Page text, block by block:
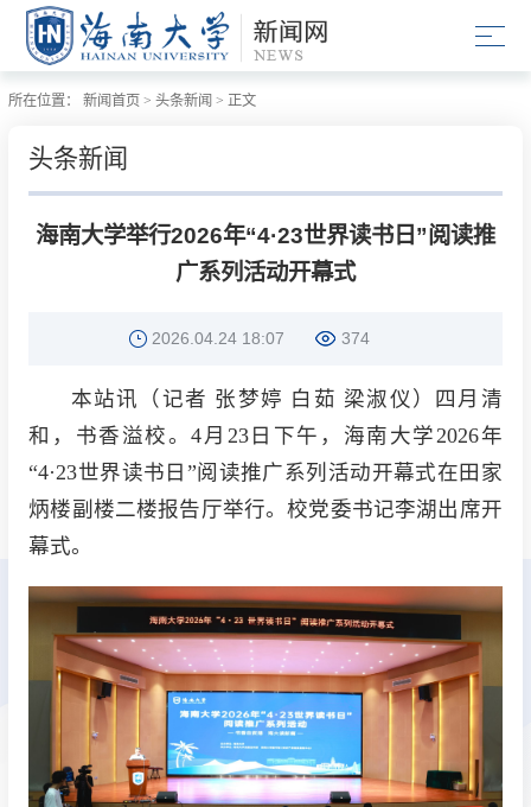
所在位置： 新闻首页 > 头条新闻 > 正文
头条新闻
海南大学举行2026年“4·23世界读书日”阅读推
广系列活动开幕式
2026.04.24 18:07 374
本站讯（记者 张梦婷 白茹 梁淑仪）四月清
和，书香溢校。4月23日下午，海南大学2026年
“4·23世界读书日”阅读推广系列活动开幕式在田家
炳楼副楼二楼报告厅举行。校党委书记李湖出席开
幕式。